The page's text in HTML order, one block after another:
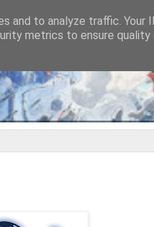
and to analyze traffic. Your
metrics to ensure